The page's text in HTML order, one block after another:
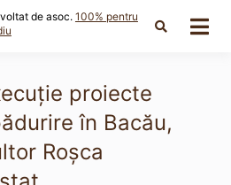
de asoc. 100% pentru
proiecte
în Bacău,
Roșca